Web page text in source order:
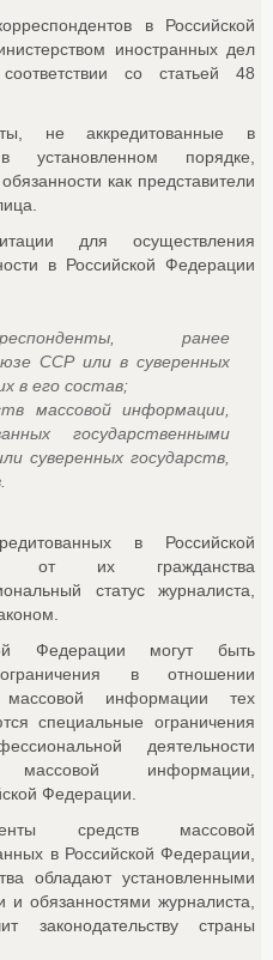
в Российской
иностранных дел
со статьей 48
не аккредитованные в
установленном порядке,
как представители
для осуществления
в Российской Федерации
ранее
ССР или в суверенных
в его состав;
массовой информации,
государственными
суверенных государств,
в Российской
от их гражданства
статус журналиста,
Федерации могут быть
в отношении
массовой информации тех
специальные ограничения
деятельности
информации,
Федерации.
средств массовой
в Российской Федерации,
обладают установленными
обязанностями журналиста,
законодательству страны